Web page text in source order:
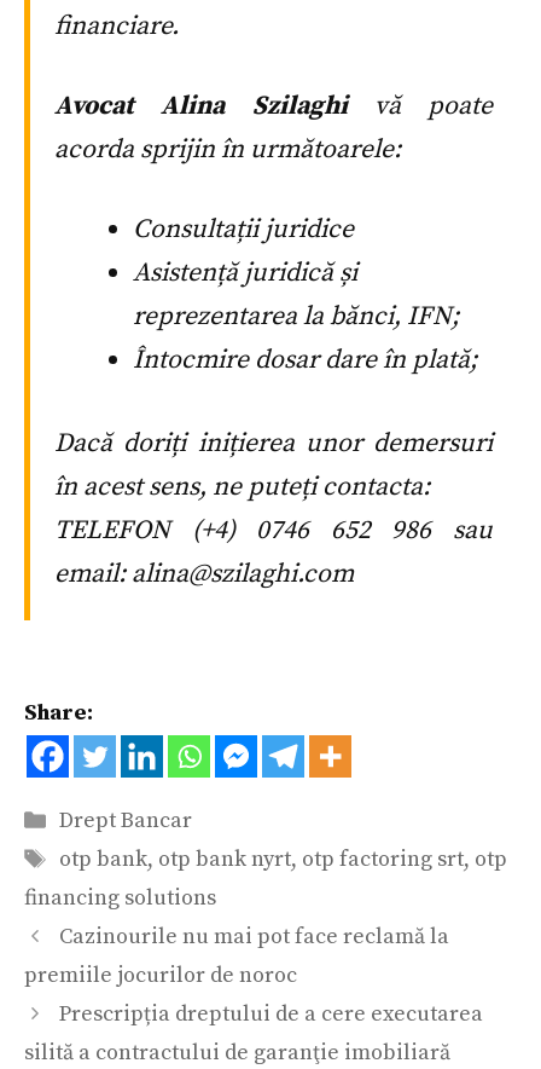
financiare.
Avocat Alina Szilaghivă poate
acorda sprijin în următoarele:
Consultații juridice
Asistență juridică și
reprezentarea la bănci, IFN;
Întocmire dosar dare în plată;
Dacă doriți inițierea unor demersuri
în acest sens, ne puteți contacta:
TELEFON (+4) 0746 652 986 sau
email: alina@szilaghi.com
Share:
Categorii
Drept Bancar
Etichete
otp bank, otp bank nyrt, otp factoring srt, otp
financing solutions
Cazinourile nu mai pot face reclamă la
premiile jocurilor de noroc
Prescripția dreptului de a cere executarea
silită a contractului de garanţie imobiliară